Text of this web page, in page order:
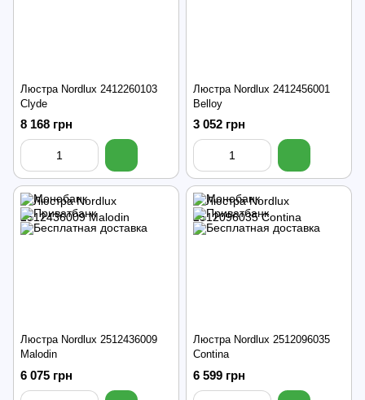
Люстра Nordlux 2412260103
Clyde
8 168 грн
Люстра Nordlux 2412456001
Belloy
3 052 грн
Люстра Nordlux 2512436009
Malodin
6 075 грн
Люстра Nordlux 2512096035
Contina
6 599 грн